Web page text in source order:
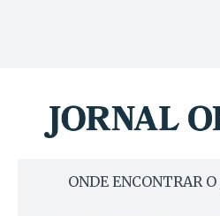
ONDE ENCONTRAR